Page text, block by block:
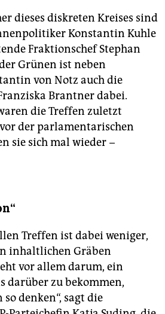
dieses diskreten Kreises sind
Konstantin Kuhle
Fraktionschef Stephan
Grünen ist neben
von Notz auch die
Brantner dabei.
die Treffen zuletzt
der parlamentarischen
sie sich mal wieder −
Treffen ist dabei weniger,
inhaltlichen Gräben
vor allem darum, ein
darüber zu bekommen,
denken“, sagt die